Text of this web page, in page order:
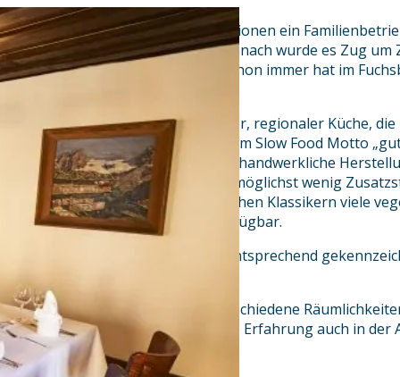
Der Fuchsbräu ist seit 5 Generationen ein
eine Brauerei mit Bierstüberl, danach wurde es Zug
Hotelbetrieb und Restaurant. Schon immer hat im
Der Fokus liegt auf authentischer, regionaler Küche,
regionalen Anbietern. Gemäß dem Slow Food Motto
Fuchsbräu Team auf natürliche, handwerkliche
saisonale Verfügbarkeiten und möglichst wenig
finden sich neben regionaltypischen Klassikern viele
vegane Gerichte sind immer verfügbar.
Ebenso können Allergiker auf entsprechend
zurückgreifen.
Für Feste und Feiern stehen verschiedene
Fuchsbräu Team hat langjährige Erfahrung auch in
Veranstaltungen.